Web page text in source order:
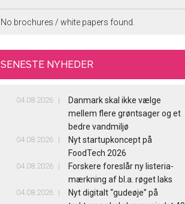
No brochures / white papers found.
SENESTE NYHEDER
04.08.2026
Danmark skal ikke vælge
mellem flere grøntsager og et
bedre vandmiljø
04.08.2026
Nyt startupkoncept på
FoodTech 2026
04.08.2026
Forskere foreslår ny listeria-
mærkning af bl.a. røget laks
04.08.2026
Nyt digitalt “gudeøje” på